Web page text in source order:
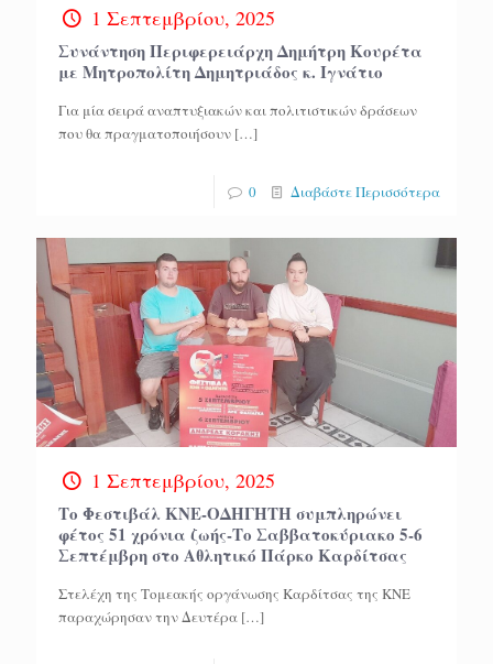
1 Σεπτεμβρίου, 2025
Συνάντηση Περιφερειάρχη Δημήτρη Κουρέτα
με Μητροπολίτη Δημητριάδος κ. Ιγνάτιο
Για μία σειρά αναπτυξιακών και πολιτιστικών δράσεων
που θα πραγματοποιήσουν […]
0 Διαβάστε Περισσότερα
1 Σεπτεμβρίου, 2025
Το Φεστιβάλ ΚΝΕ-ΟΔΗΓΗΤΗ συμπληρώνει
φέτος 51 χρόνια ζωής-Το Σαββατοκύριακο 5-6
Σεπτέμβρη στο Αθλητικό Πάρκο Καρδίτσας
Στελέχη της Τομεακής οργάνωσης Καρδίτσας της ΚΝΕ
παραχώρησαν την Δευτέρα […]